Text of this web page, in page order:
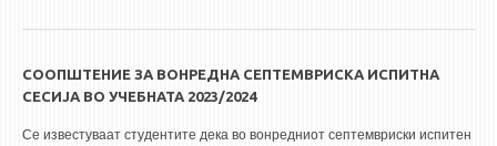
СООПШТЕНИЕ ЗА ВОНРЕДНА СЕПТЕМВРИСКА ИСПИТНА
СЕСИЈА ВО УЧЕБНАТА 2023/2024
Се известуваат студентите дека во вонредниот септемвриски испитен